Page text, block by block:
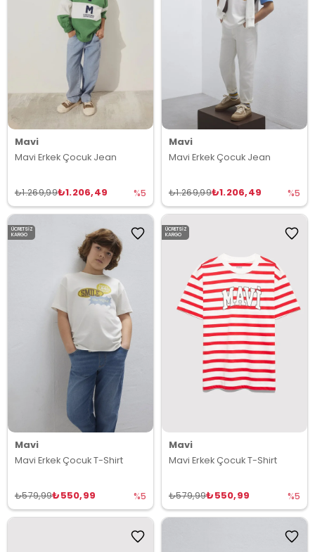
Mavi
Mavi Erkek Çocuk Jean
₺1.206,49
₺1.269,99 %5
Mavi
Mavi Erkek Çocuk Jean
₺1.206,49
₺1.269,99 %5
Mavi
Mavi Erkek Çocuk T-Shirt
₺550,99
₺579,99 %5
ÜCRETSIZ
KARGO
Mavi
Mavi Erkek Çocuk T-Shirt
₺550,99
₺579,99 %5
ÜCRETSIZ
KARGO